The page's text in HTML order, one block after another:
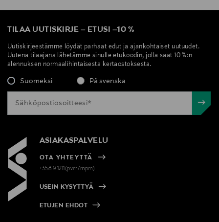
TILAA UUTISKIRJE – ETUSI –10 %
Uutiskirjeestämme löydät parhaat edut ja ajankohtaiset uutuudet.
Uutena tilaajana lähetämme sinulle etukoodin, jolla saat 10 %:n
alennuksen normaalihintaisesta kertaostoksesta.
Suomeksi På svenska
ASIAKASPALVELU
OTA YHTEYTTÄ
+358 9 1211(pvm/mpm)
USEIN KYSYTTYÄ
ETUJEN EHDOT